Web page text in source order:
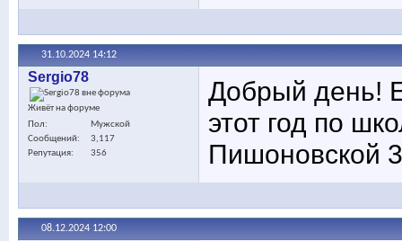
31.10.2024 14:12
Sergio78
Живёт на форуме
Пол
Мужской
Сообщений
3,117
Репутация
356
Добрый день!
этот год по
Пишоновской
08.12.2024 12:00